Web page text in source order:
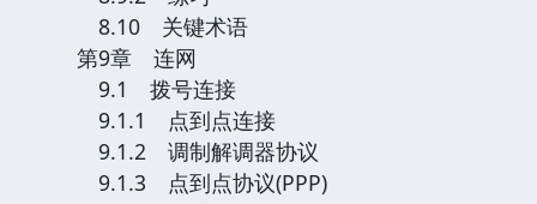
8.10 关键术语
第9章 连网
9.1 拨号连接
9.1.1 点到点连接
9.1.2 调制解调器协议
9.1.3 点到点协议(PPP)